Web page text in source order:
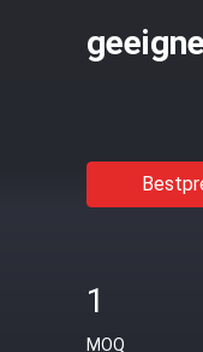
1
MOQ